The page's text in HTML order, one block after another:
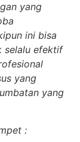
yang
ini bisa
selalu efektif
yang
yang
: